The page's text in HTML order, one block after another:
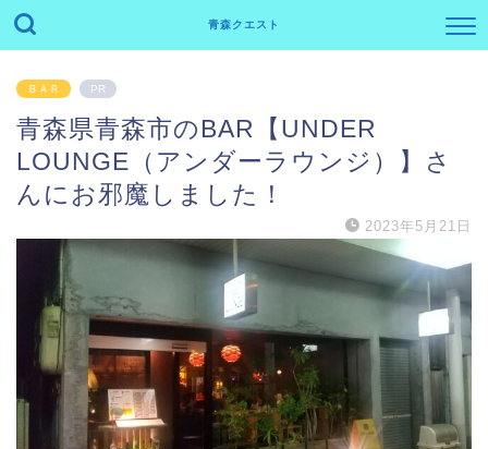
青森クエスト
ＢＡＲ PR
青森県青森市のBAR【UNDER
LOUNGE（アンダーラウンジ）】さ
んにお邪魔しました！
2023年5月21日